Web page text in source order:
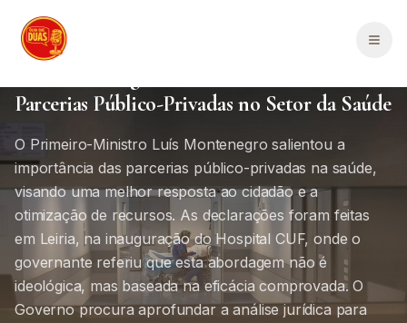
Política Portugal
Parcerias Público-Privadas no Setor da Saúde
O Primeiro-Ministro Luís Montenegro salientou a
importância das parcerias público-privadas na saúde,
visando uma melhor resposta ao cidadão e a
otimização de recursos. As declarações foram feitas
em Leiria, na inauguração do Hospital CUF, onde o
governante referiu que esta abordagem não é
ideológica, mas baseada na eficácia comprovada. O
Governo procura aprofundar a análise jurídica para